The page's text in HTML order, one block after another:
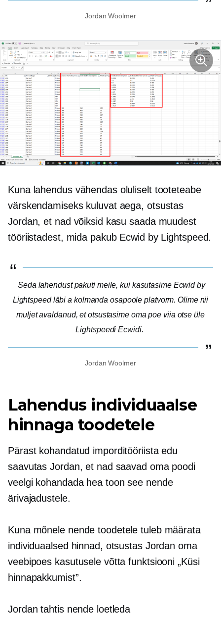
Jordan Woolmer
Kuna lahendus vähendas oluliselt tooteteabe
värskendamiseks kuluvat aega, otsustas
Jordan, et nad võiksid kasu saada muudest
tööriistadest, mida pakub Ecwid by Lightspeed.
Seda lahendust pakuti meile, kui kasutasime Ecwid by
Lightspeed läbi a kolmanda osapoole platvorm. Olime nii
muljet avaldanud, et otsustasime oma poe viia otse üle
Lightspeedi Ecwidi.
Jordan Woolmer
Lahendus individuaalse
hinnaga toodetele
Pärast kohandatud imporditööriista edu
saavutas Jordan, et nad saavad oma poodi
veelgi kohandada hea toon see nende
ärivajadustele.
Kuna mõnele nende toodetele tuleb määrata
individuaalsed hinnad, otsustas Jordan oma
veebipoes kasutusele võtta funktsiooni „Küsi
hinnapakkumist”.
Jordan tahtis nende loetleda